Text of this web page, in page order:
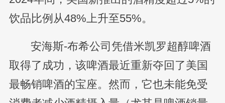
饮品比例从48%上升至55%。
安海斯-布希公司凭借米凯罗超醇啤酒
取得了成功，该啤酒最近重新夺回了美国
最畅销啤酒的宝座。然而，它也未能免受